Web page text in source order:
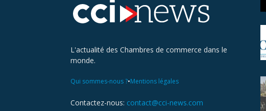
L'actualité des Chambres de commerce dans le
monde.
Qui sommes-nous ?•Mentions légales
Contactez-nous: contact@cci-news.com